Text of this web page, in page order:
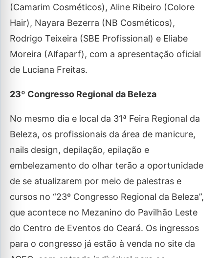
(Camarim Cosméticos), Aline Ribeiro (Colore
Hair), Nayara Bezerra (NB Cosméticos),
Rodrigo Teixeira (SBE Profissional) e Eliabe
Moreira (Alfaparf), com a apresentação oficial
de Luciana Freitas.
23º Congresso Regional da Beleza
No mesmo dia e local da 31ª Feira Regional da
Beleza, os profissionais da área de manicure,
nails design, depilação, epilação e
embelezamento do olhar terão a oportunidade
de se atualizarem por meio de palestras e
cursos no “23º Congresso Regional da Beleza”,
que acontece no Mezanino do Pavilhão Leste
do Centro de Eventos do Ceará. Os ingressos
para o congresso já estão à venda no site da